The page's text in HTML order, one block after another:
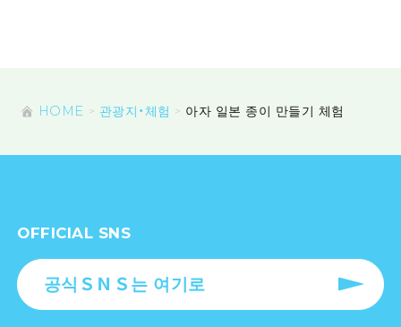
HOME 관광지・체험 아자 일본 종이 만들기 체험
OFFICIAL SNS
공식ＳＮＳ는 여기로